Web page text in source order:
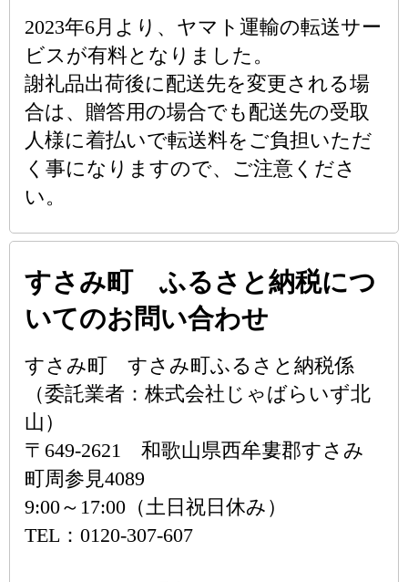
2023年6月より、ヤマト運輸の転送サー
ビスが有料となりました。
謝礼品出荷後に配送先を変更される場
合は、贈答用の場合でも配送先の受取
人様に着払いで転送料をご負担いただ
く事になりますので、ご注意くださ
い。
すさみ町 ふるさと納税につ
いてのお問い合わせ
すさみ町 すさみ町ふるさと納税係
（委託業者：株式会社じゃばらいず北
山）
〒649-2621 和歌山県西牟婁郡すさみ
町周参見4089
9:00～17:00（土日祝日休み）
TEL：0120-307-607